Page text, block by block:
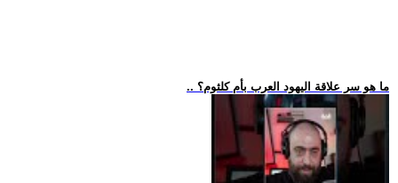
.. ما هو سر علاقة اليهود العرب بأم كلثوم؟